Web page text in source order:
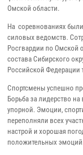
Омской области.
На соревнованиях
силовых ведомств.
Росгвардии по Омской
состава Сибирского
Российской Федерации
Спортсмены успешно
Борьба за лидерство
упорной. Эмоции,
переполняли всех
настрой и хорошая
положительных